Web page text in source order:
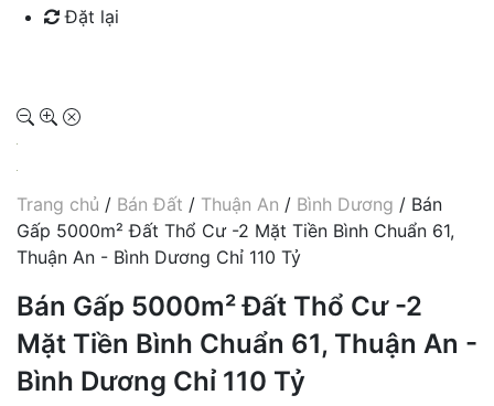
Đặt lại
Trang chủ / Bán Đất / Thuận An / Bình Dương / Bán
Gấp 5000m² Đất Thổ Cư -2 Mặt Tiền Bình Chuẩn 61,
Thuận An - Bình Dương Chỉ 110 Tỷ
Bán Gấp 5000m² Đất Thổ Cư -2
Mặt Tiền Bình Chuẩn 61, Thuận An -
Bình Dương Chỉ 110 Tỷ